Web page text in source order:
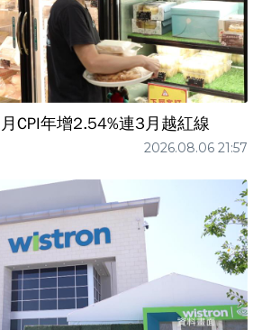
CPI年增2.54%連3月越紅線
2026.08.06 21:57